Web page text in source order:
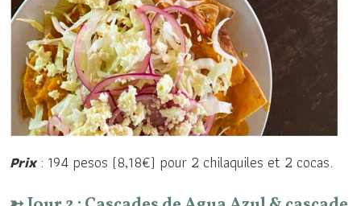
Prix: 194 pesos (8,18€) pour 2 chilaquiles et 2 cocas.